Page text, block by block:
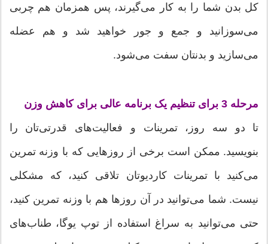
کل بدن شما را به کار می‌گیرند، پس همزمان هم چربی
می‌سوزانید و جمع و جور خواهید شد و هم عضله
می‌سازید و بدنتان سفت می‌شود.
مرحله 3 برای تنظیم یک برنامه عالی برای کاهش وزن
تا دو سه روز، تمرینات و فعالیت‌های قدرتی‌تان را
بنویسید. ممکن است برخی از روزهایی که با وزنه تمرین
می‌کنید با تمرینات کاردیوتان تلاقی کنید، که مشکلی
نیست. شما می‌توانید در آن روزها هم با وزنه تمرین کنید،
حتی می‌توانید به سراغ استفاده از توپ یوگا، طناب‌های